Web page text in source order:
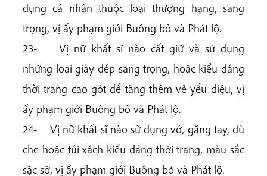
dụng cá nhân thuộc loại thượng hạng, sang
trọng, vị ấy phạm giới Buông bỏ và Phát lộ.
23- Vị nữ khất sĩ nào cất giữ và sử dụng
những loại giày dép sang trọng, hoặc kiểu dáng
thời trang cao gót để tăng thêm vẻ yểu điệu, vị
ấy phạm giới Buông bỏ và Phát lộ.
24- Vị nữ khất sĩ nào sử dụng vớ, găng tay, dù
che hoặc túi xách kiểu dáng thời trang, màu sắc
sặc sỡ, vị ấy phạm giới Buông bỏ và Phát lộ.